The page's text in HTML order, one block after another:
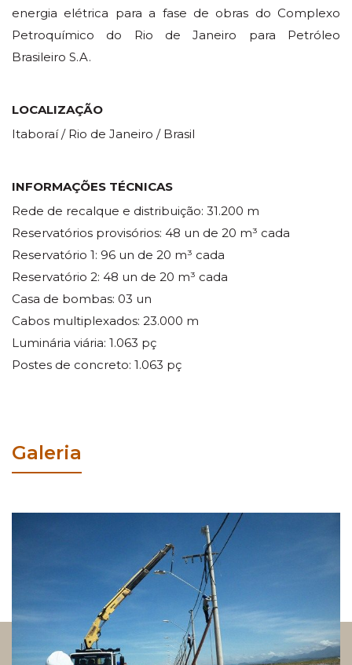
energia elétrica para a fase de obras do Complexo
Petroquímico do Rio de Janeiro para Petróleo
Brasileiro S.A.
LOCALIZAÇÃO
Itaboraí / Rio de Janeiro / Brasil
INFORMAÇÕES TÉCNICAS
Rede de recalque e distribuição: 31.200 m
Reservatórios provisórios: 48 un de 20 m³ cada
Reservatório 1: 96 un de 20 m³ cada
Reservatório 2: 48 un de 20 m³ cada
Casa de bombas: 03 un
Cabos multiplexados: 23.000 m
Luminária viária: 1.063 pç
Postes de concreto: 1.063 pç
Galeria